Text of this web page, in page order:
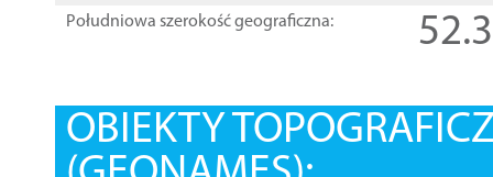
Południowa szerokość geograficzna:
OBIEKTY